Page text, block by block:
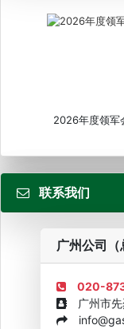
2026年度领军
联系我们
广州公司（
020-
广州市先